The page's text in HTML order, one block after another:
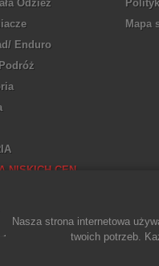
Odzież
Enduro
NISKICH CEN
Mapa
Nasza strona internetowa
twoich potrzeb.